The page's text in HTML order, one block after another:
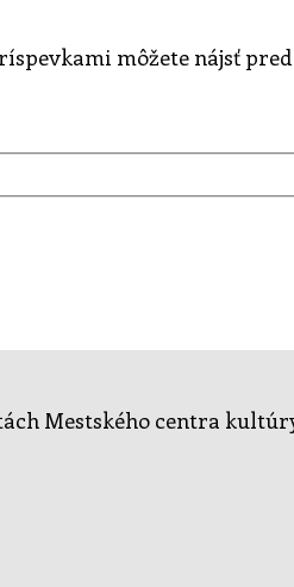
môžete nájsť
Mestského centra